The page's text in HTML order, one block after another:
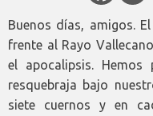
Buenos días, amigos.
frente al Rayo
el apocalipsis.
resquebraja bajo
siete cuernos y en